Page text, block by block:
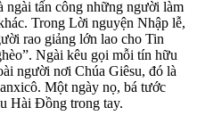
ngài tấn công những người làm
Trong Lời nguyện Nhập lễ,
rao giảng lớn lao cho Tin
Ngài kêu gọi mỗi tín hữu
người nơi Chúa Giêsu, đó là
Một ngày nọ, bá tước
Hài Đồng trong tay.